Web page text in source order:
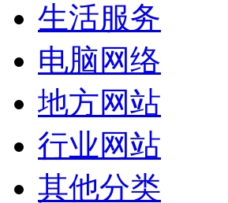
生活服务
电脑网络
地方网站
行业网站
其他分类